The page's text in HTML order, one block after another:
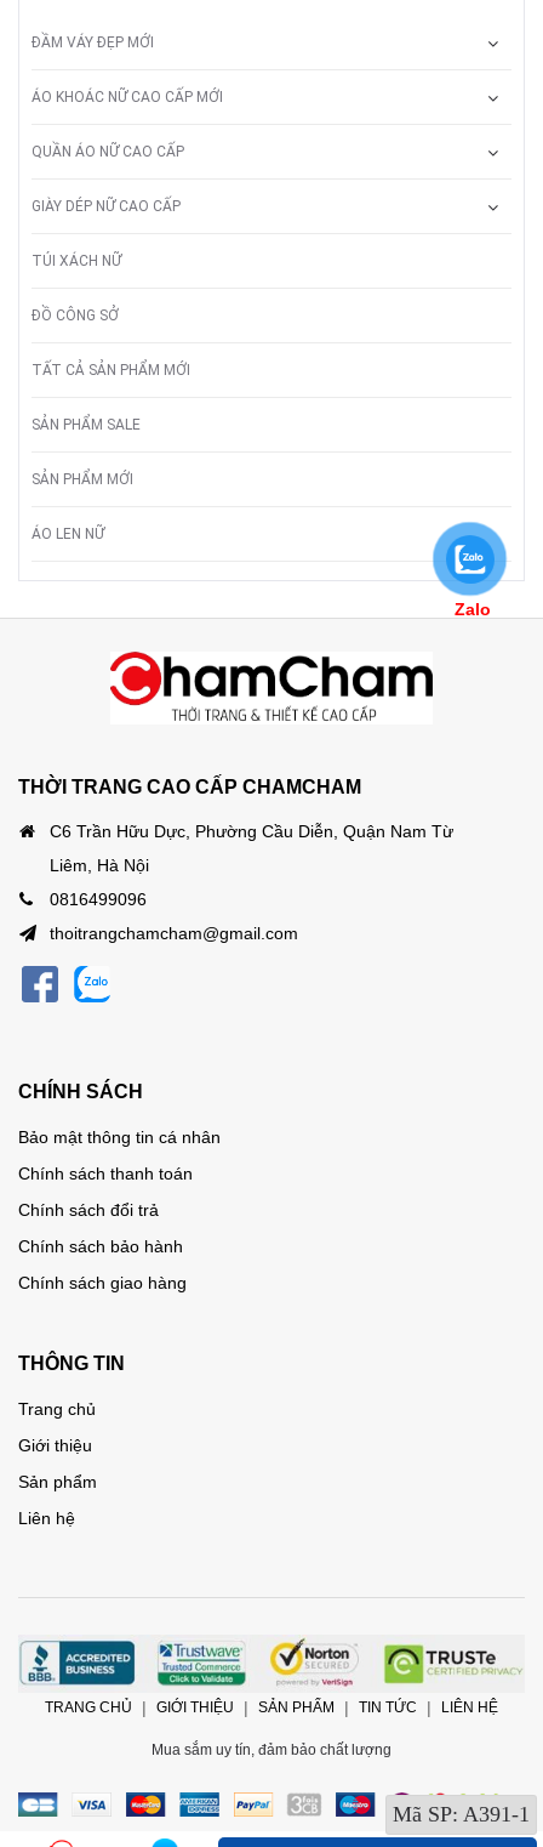
ĐẦM VÁY ĐẸP MỚI
ÁO KHOÁC NỮ CAO CẤP MỚI
QUẦN ÁO NỮ CAO CẤP
GIÀY DÉP NỮ CAO CẤP
TÚI XÁCH NỮ
ĐỒ CÔNG SỞ
TẤT CẢ SẢN PHẨM MỚI
SẢN PHẨM SALE
SẢN PHẨM MỚI
ÁO LEN NỮ
Mã SP: A391-1
THỜI TRANG CAO CẤP CHAMCHAM
C6 Trần Hữu Dực, Phường Cầu Diễn, Quận Nam Từ
Liêm, Hà Nội
0816499096
thoitrangchamcham@gmail.com
CHÍNH SÁCH
Bảo mật thông tin cá nhân
Chính sách thanh toán
Chính sách đổi trả
Chính sách bảo hành
Chính sách giao hàng
THÔNG TIN
Trang chủ
Giới thiệu
Sản phẩm
Liên hệ
TRANG CHỦ GIỚI THIỆU SẢN PHẨM TIN TỨC LIÊN HỆ
Mua sắm uy tín, đảm bảo chất lượng
Zalo